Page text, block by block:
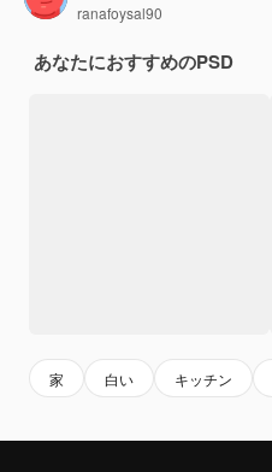
ranafoysal90
あなたにおすすめのPSD
家 白い キッチン